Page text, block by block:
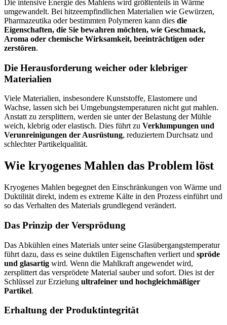
Die intensive Energie des Mahlens wird größtenteils in Wärme
umgewandelt. Bei hitzeempfindlichen Materialien wie Gewürzen,
Pharmazeutika oder bestimmten Polymeren kann dies die
Eigenschaften, die Sie bewahren möchten, wie Geschmack,
Aroma oder chemische Wirksamkeit, beeinträchtigen oder
zerstören.
Die Herausforderung weicher oder klebriger
Materialien
Viele Materialien, insbesondere Kunststoffe, Elastomere und
Wachse, lassen sich bei Umgebungstemperaturen nicht gut mahlen.
Anstatt zu zersplittern, werden sie unter der Belastung der Mühle
weich, klebrig oder elastisch. Dies führt zu Verklumpungen und
Verunreinigungen der Ausrüstung, reduziertem Durchsatz und
schlechter Partikelqualität.
Wie kryogenes Mahlen das Problem löst
Kryogenes Mahlen begegnet den Einschränkungen von Wärme und
Duktilität direkt, indem es extreme Kälte in den Prozess einführt und
so das Verhalten des Materials grundlegend verändert.
Das Prinzip der Versprödung
Das Abkühlen eines Materials unter seine Glasübergangstemperatur
führt dazu, dass es seine duktilen Eigenschaften verliert und spröde
und glasartig wird. Wenn die Mahlkraft angewendet wird,
zersplittert das versprödete Material sauber und sofort. Dies ist der
Schlüssel zur Erzielung ultrafeiner und hochgleichmäßiger
Partikel.
Erhaltung der Produktintegrität